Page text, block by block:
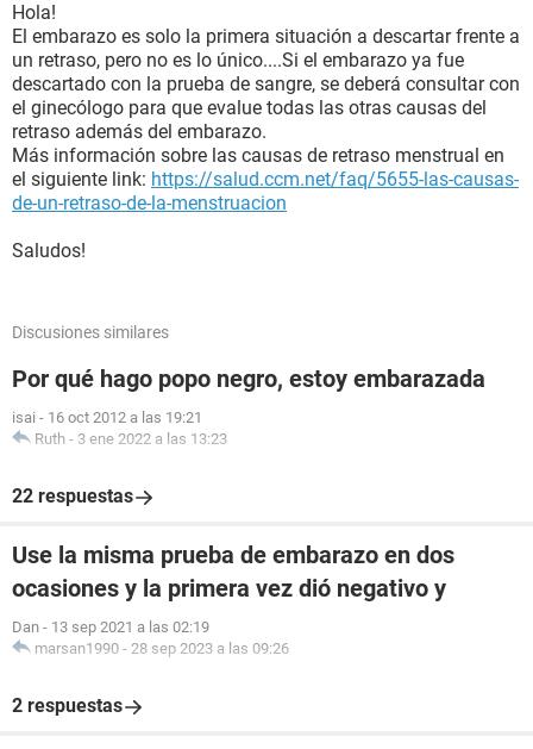
Hola!
El embarazo es solo la primera situación a descartar frente a
un retraso, pero no es lo único....Si el embarazo ya fue
descartado con la prueba de sangre, se deberá consultar con
el ginecólogo para que evalue todas las otras causas del
retraso además del embarazo.
Más información sobre las causas de retraso menstrual en
el siguiente link: https://salud.ccm.net/faq/5655-las-causas-
de-un-retraso-de-la-menstruacion
Saludos!
Discusiones similares
Por qué hago popo negro, estoy embarazada
isai - 16 oct 2012 a las 19:21
Ruth - 3 ene 2022 a las 13:23
22 respuestas
Use la misma prueba de embarazo en dos
ocasiones y la primera vez dió negativo y
Dan - 13 sep 2021 a las 02:19
marsan1990 - 28 sep 2023 a las 09:26
2 respuestas